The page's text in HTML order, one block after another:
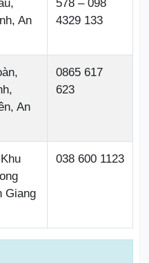
An
578 – 098
4329 133
An
0865 617
623
Giang
038 600 1123